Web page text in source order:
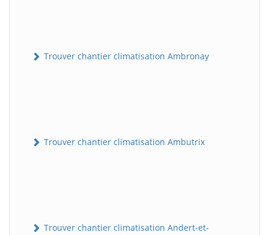
Trouver chantier climatisation Ambronay
Trouver chantier climatisation Ambutrix
Trouver chantier climatisation Andert-et-